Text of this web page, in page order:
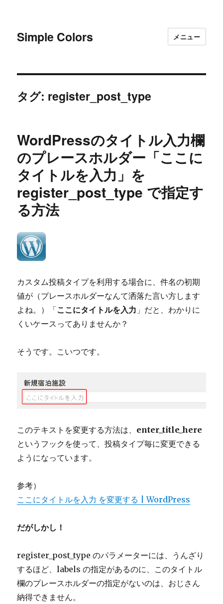
Simple Colors メニュー
タグ: register_post_type
WordPressのタイトル入力欄
のプレースホルダー「ここに
タイトルを入力」を
register_post_type で指定す
る方法
カスタム投稿タイプを利用する場合に、件名の初期
値が（プレースホルダーなんて洒落た言い方します
よね。）「ここにタイトルを入力 」だと、わかりに
くいケースってありませんか？
そうです。こいつです。
このテキストを変更する方法は、 enter_title_here
というフックを使って、投稿タイプ毎に変更できる
ようになっています。
参考）
ここにタイトルを入力 を変更する | WordPress
だがしかし！
register_post_type のパラメーターには、うんざり
するほど、labels の指定があるのに、このタイトル
欄のプレースホルダーの指定がないのは、おじさん
納得できません。